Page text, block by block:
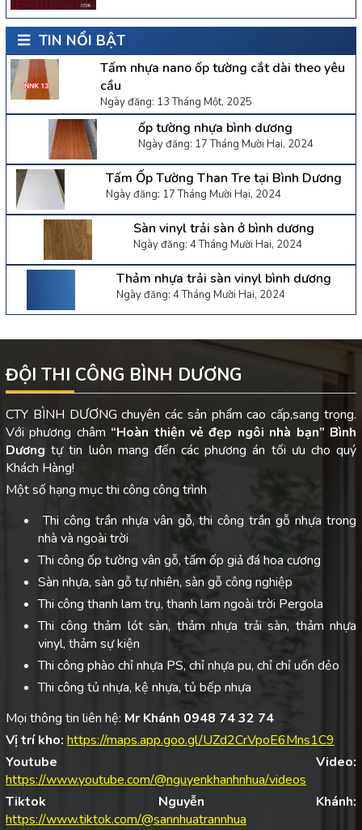
TIN NỔI BẬT
Tấm nhựa nano ốp tường cắt dài theo yêu
cầu
Ngày đăng: 13 Tháng Một, 2025
ốp tường nhựa bình dương
Ngày đăng: 17 Tháng Mười Hai, 2024
Tấm Ốp Tường Than Tre tại Bình Dương
Ngày đăng: 17 Tháng Mười Hai, 2024
Sàn vinyl trải sàn ở bình dương
Ngày đăng: 4 Tháng Mười Hai, 2024
Thảm nhựa trải sàn vinyl bình dương
Ngày đăng: 4 Tháng Mười Hai, 2024
ĐỘI THI CÔNG BÌNH DƯƠNG
CTY BÌNH DƯƠNG chuyên các sản phẩm cao cấp,sang trọng.
Với phương châm “Hoàn thiện vẻ đẹp ngôi nhà bạn” Bình
Dươngtự tin luôn mang đến các phương án tối ưu cho quý
Khách Hàng!
Một số hạng mục thi công công trình
Thi công trần nhựa vân gỗ, thi công trần gỗ nhựa trong
nhà và ngoài trời
Thi công ốp tường vân gỗ, tấm ốp giả đá hoa cương
Sàn nhựa, sàn gỗ tự nhiên, sàn gỗ công nghiệp
Thi công thanh lam trụ, thanh lam ngoài trời Pergola
Thi công thảm lót sàn, thảm nhựa trải sàn, thảm nhựa
vinyl, thảm sự kiện
Thi công phào chỉ nhựa PS, chỉ nhựa pu, chỉ chỉ uốn dẻo
Thi công tủ nhựa, kệ nhựa, tủ bếp nhựa
Mọi thông tin liên hệ: Mr Khánh 0948 74 32 74
Vị trí kho: https://maps.app.goo.gl/UZd2CrVpoE6Mns1C9
Youtube Video:
https://www.youtube.com/@nguyenkhanhnhua/videos
Tiktok Nguyễn Khánh:
https://www.tiktok.com/@sannhuatrannhua